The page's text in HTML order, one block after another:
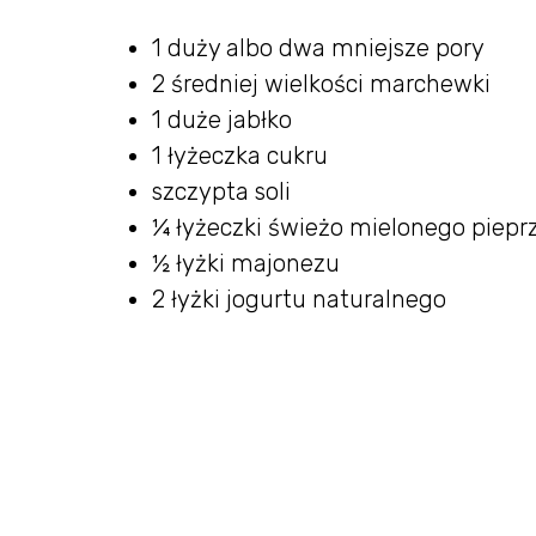
1 duży albo dwa mniejsze pory
2 średniej wielkości marchewki
1 duże jabłko
1 łyżeczka cukru
szczypta soli
¼ łyżeczki świeżo mielonego
½ łyżki majonezu
2 łyżki jogurtu naturalnego